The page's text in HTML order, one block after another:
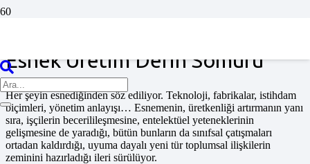
Esnek Üretim Derin Sömürü
Her şeyin esnediğinden söz ediliyor. Teknoloji, fabrikalar, istihdam
biçimleri, yönetim anlayışı… Esnemenin, üretkenliği artırmanın yanı
sıra, işçilerin becerilileşmesine, entelektüel yeteneklerinin
gelişmesine de yaradığı, bütün bunların da sınıfsal çatışmaları
ortadan kaldırdığı, uyuma dayalı yeni tür toplumsal ilişkilerin
zeminini hazırladığı ileri sürülüyor.